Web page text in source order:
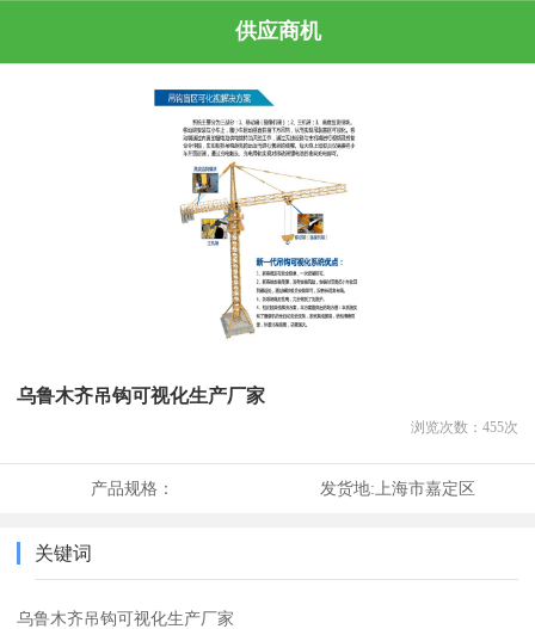
供应商机
乌鲁木齐吊钩可视化生产厂家
浏览次数： 455次
产品规格： 发货地:上海市嘉定区
关键词
乌鲁木齐吊钩可视化生产厂家